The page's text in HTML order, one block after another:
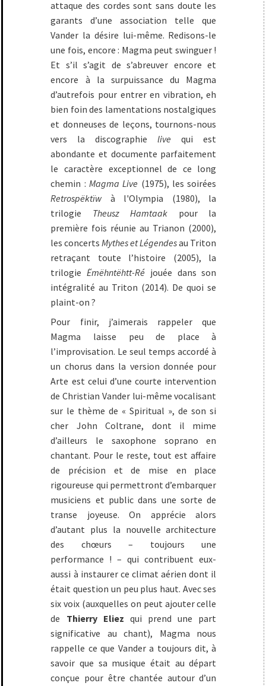
attaque des cordes sont sans doute les
garants d’une association telle que
Vander la désire lui-même. Redisons-le
une fois, encore : Magma peut swinguer !
Et s’il s’agit de s’abreuver encore et
encore à la surpuissance du Magma
d’autrefois pour entrer en vibration, eh
bien foin des lamentations nostalgiques
et donneuses de leçons, tournons-nous
vers la discographielivequi est
abondante et documente parfaitement
le caractère exceptionnel de ce long
chemin :Magma Live (1975), les soirées
Retrospëktïwà l'Olympia (1980), la
trilogie Theusz Hamtaak pour la
première fois réunie au Trianon (2000),
les concertsMythes et Légendesau Triton
retraçant toute l’histoire (2005), la
trilogieËmëhntëhtt-Ré jouée dans son
intégralité au Triton (2014). De quoi se
plaint-on ?
Pour finir, j’aimerais rappeler que
Magma laisse peu de place à
l’improvisation. Le seul temps accordé à
un chorus dans la version donnée pour
Arte est celui d’une courte intervention
de Christian Vander lui-même vocalisant
sur le thème de « Spiritual », de son si
cher John Coltrane, dont il mime
d’ailleurs le saxophone soprano en
chantant. Pour le reste, tout est affaire
de précision et de mise en place
rigoureuse qui permettront d’embarquer
musiciens et public dans une sorte de
transe joyeuse. On apprécie alors
d’autant plus la nouvelle architecture
des chœurs – toujours une
performance ! – qui contribuent eux-
aussi à instaurer ce climat aérien dont il
était question un peu plus haut. Avec ses
six voix (auxquelles on peut ajouter celle
de Thierry Eliez qui prend une part
significative au chant), Magma nous
rappelle ce que Vander a toujours dit, à
savoir que sa musique était au départ
conçue pour être chantée autour d’un